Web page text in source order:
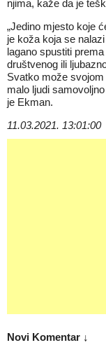
njima, kaže da je
„Jedino mjesto koje
je koža koja se
lagano spustiti
društvenog ili
Svatko može
malo ljudi
je Ekman.
11.03.2021. 13:01:00
Novi Komentar ↓